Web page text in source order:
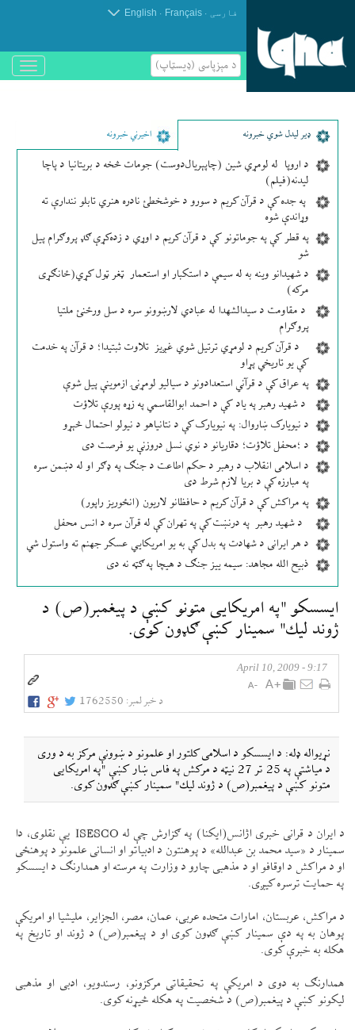
فارسی .
Français
.
English
د مېزپاسى (ډیسټاپ)
باز
و
ډير لیدل شوي خبرونه اخیرني خبرونه
د اروپا له لومړي شین (چاپېریال‌دوست) جومات څخه د بریتانیا د پاچا
لیدنه(فیلم)
په جده کې د قرآن کریم د سورو د خوشخطئ نادره هنري تابلو نندارې ته
وړاندې شوه
په قطر کې په جوماتونو کې د قرآن کریم د اوړي د زده‌کړې ګډ پروګرام پیل
شو
د شهیدانو وینه به له سیمې د استکبار او استعمار ټغر ټول کړي(ځانګړی
مرکه)
د مقاومت د سیدالشهدا له عبادي لارښوونو سره د سل ورځنئ ملتیا
پروګرام
د قرآن کریم د لومړي ترتیل شوي غږیز تلاوت ثبتیدا؛ د قرآن په خدمت
کې یو تاریخي پړاو
په عراق کې د قرآني استعدادونو د سیالیو لومړنۍ ازموینې پیل شوې
د شهید رهبر په یاد کې د احمد ابوالقاسمي په زړه پورې تلاؤت
د نیویارک ښاروال: په نیویارک کې د نتانیاهو د نیولو احتمال څېړو
د ؛محفل تلاؤت؛ دقاریانو د نوي نسل دروزنې یو فرصت دی
د اسلامی انقلاب د رهبر د حکم اطاعت د جنګ په ډګر او له دښمن سره
په مبارزه کې د بریا لازم شرط دی
په مراکش کې د قرآن کریم د حافظانو لاریون (انځوریز راپور)
د شهید رهبر په درنښت کې په تهران کې له قرآن سره د انس محفل
د هر ایرانی د شهادت په بدل کې به یو امریکایي عسکر جهنم ته واستول شي
ذبیح الله مجاهد: سیمه ییز جنګ د هیچا په ګټه نه دی
ايسسكو "په امريكايی متونو كښې د پيغمبر(ص) د
ژوند ليك" سمينار كښې ګډون كوی.
9:17 - April 10, 2009
د خبر لمبر: 1762550
نړيواله ډله: د ايسسكو د اسلامی كلتور او علمونو د ښوونې مركز به د وری
د مياشتې په 25 تر 27 نیټه د مركش په فاس ښار كښې "په امريكايی
متونو كښې د پيغمبر(ص) د ژوند ليك" سمينار كښې ګډون كوی.
د ايران د قرانی خبری اژانس(ايكنا) په ګزارش چې له ISESCO یې نقلوی، دا
سمينار د «سيد محمد بن عبدالله» د پوهنتون د ادبياتو او انسانی علمونو د پوهنځی
او د مراكش د اوقافو او د مذهبی چارو د وزارت په مرسته او همدارنګ د ايسسكو
په حمايت ترسره كیږی.
د مراكش، عربستان، امارات متحده عربی، عمان، مصر، الجزاير، مليشيا او امريكې
پوهان به په دې سمينار كښې ګډون كوی او د پيغمبر(ص) د ژوند او تاريخ په
هكله به خبرې كوی.
همدارنګ به دوی د امريكې په تحقيقاتی مركزونو، رسندويو، ادبی او مذهبی
ليكونو كښې د پيغمبر(ص) د شخصيت په هكله څیړنه كوی.